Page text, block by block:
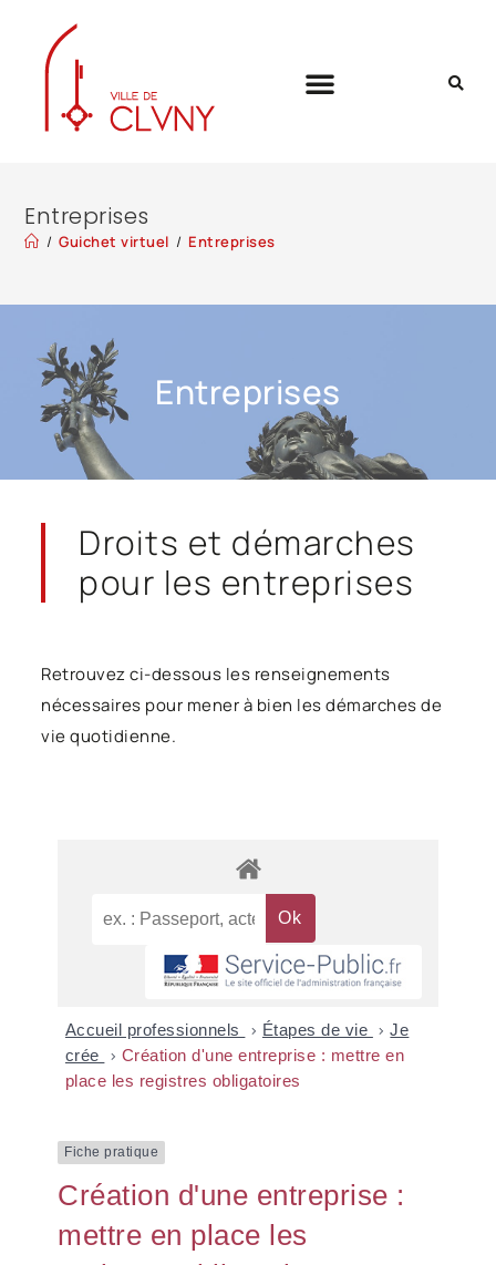
Entreprises
/ Guichet virtuel / Entreprises
Entreprises
Droits et démarches
pour les entreprises
Retrouvez ci-dessous les renseignements
nécessaires pour mener à bien les démarches de
vie quotidienne.
Accueil professionnels > Étapes de vie > Je
crée
> Création d'une entreprise : mettre en
place les registres obligatoires
Fiche pratique
Création d'une entreprise :
mettre en place les